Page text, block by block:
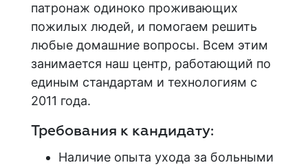
патронаж одиноко проживающих
пожилых людей, и помогаем решить
любые домашние вопросы. Всем этим
занимается наш центр, работающий по
единым стандартам и технологиям с
2011 года.
Требования к кандидату:
Наличие опыта ухода за больными